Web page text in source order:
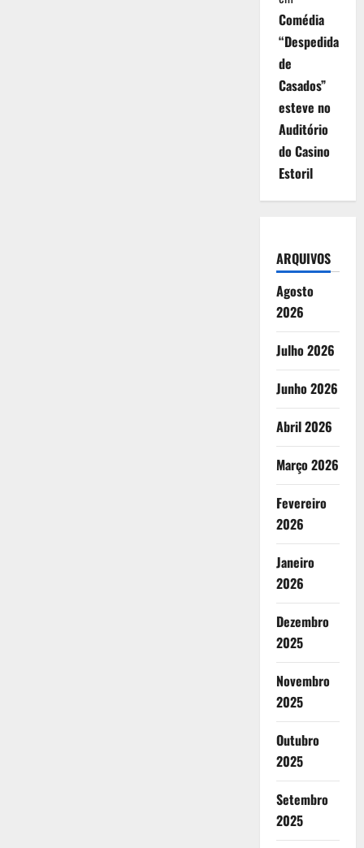
Comédia
“Despedida
de
Casados”
esteve no
Auditório
do Casino
Estoril
ARQUIVOS
Agosto
2026
Julho 2026
Junho 2026
Abril 2026
Março 2026
Fevereiro
2026
Janeiro
2026
Dezembro
2025
Novembro
2025
Outubro
2025
Setembro
2025